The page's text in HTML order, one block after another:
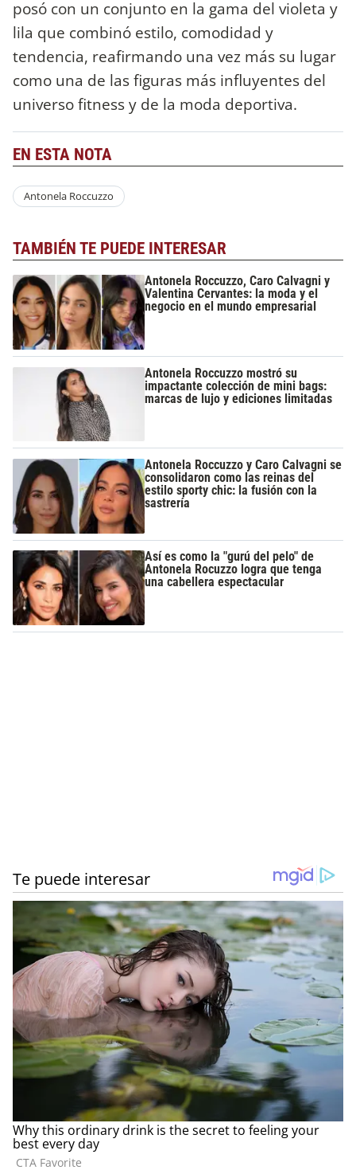
posó con un conjunto en la gama del violeta y
lila que combinó estilo, comodidad y
tendencia, reafirmando una vez más su lugar
como una de las figuras más influyentes del
universo fitness y de la moda deportiva.
EN ESTA NOTA
Antonela Roccuzzo
TAMBIÉN TE PUEDE INTERESAR
Antonela Roccuzzo, Caro Calvagni y
Valentina Cervantes: la moda y el
negocio en el mundo empresarial
Antonela Roccuzzo mostró su
impactante colección de mini bags:
marcas de lujo y ediciones limitadas
Antonela Roccuzzo y Caro Calvagni se
consolidaron como las reinas del
estilo sporty chic: la fusión con la
sastrería
Así es como la "gurú del pelo" de
Antonela Rocuzzo logra que tenga
una cabellera espectacular